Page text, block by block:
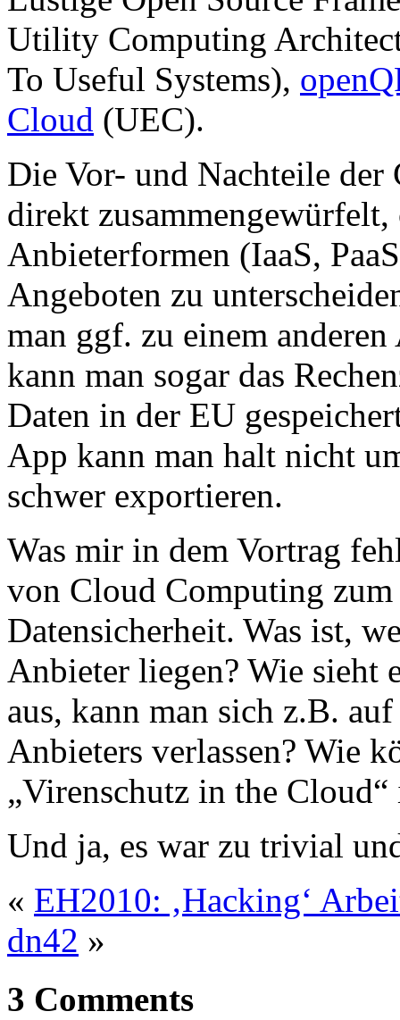
Utility Computing
To Useful Systems),
Cloud (UEC).
Die Vor- und Nachteile
direkt zusammengewürfelt,
Anbieterformen (IaaS,
Angeboten zu
man ggf. zu einem
kann man sogar das
Daten in der EU
App kann man halt nicht
schwer exportieren.
Was mir in dem Vortrag
von Cloud Computing zum
Datensicherheit. Was ist,
Anbieter liegen? Wie sieht
aus, kann man sich z.B.
Anbieters verlassen? Wie
„Virenschutz in the
Und ja, es war zu trivial
« EH2010: ‚Hacking‘
dn42 »
3 Comments